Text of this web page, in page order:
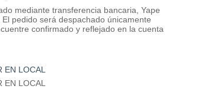
mediante transferencia bancaria, Yape
pedido será despachado únicamente
confirmado y reflejado en la cuenta
EN LOCAL
EN LOCAL